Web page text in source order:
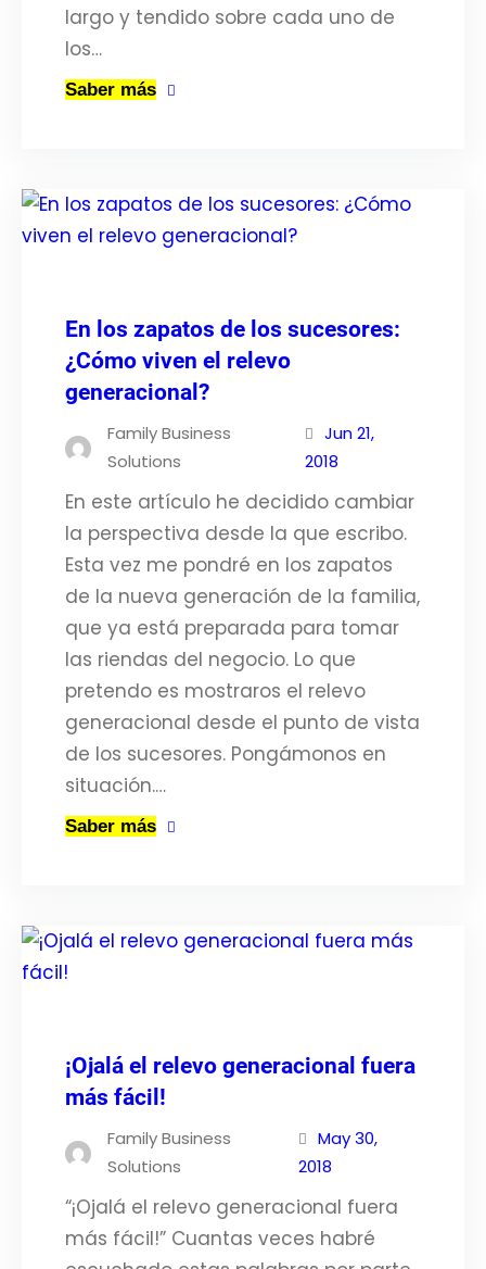
largo y tendido sobre cada uno de
los…
Saber más
En los zapatos de los sucesores:
¿Cómo viven el relevo
generacional?
Family Business
Solutions
Jun 21,
2018
En este artículo he decidido cambiar
la perspectiva desde la que escribo.
Esta vez me pondré en los zapatos
de la nueva generación de la familia,
que ya está preparada para tomar
las riendas del negocio. Lo que
pretendo es mostraros el relevo
generacional desde el punto de vista
de los sucesores. Pongámonos en
situación.…
Saber más
¡Ojalá el relevo generacional fuera
más fácil!
Family Business
Solutions
May 30,
2018
“¡Ojalá el relevo generacional fuera
más fácil!” Cuantas veces habré